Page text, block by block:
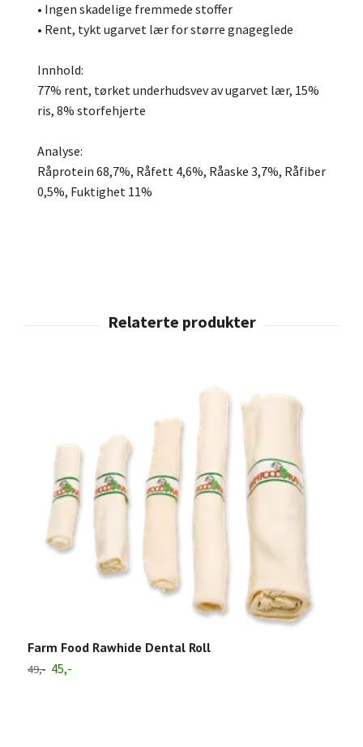
• Ingen skadelige fremmede stoffer
• Rent, tykt ugarvet lær for større gnageglede
Innhold:
77% rent, tørket underhudsvev av ugarvet lær, 15%
ris, 8% storfehjerte
Analyse:
Råprotein 68,7%, Råfett 4,6%, Råaske 3,7%, Råfiber
0,5%, Fuktighet 11%
Farm Food Rawhide Dental Roll
49,- 45,-